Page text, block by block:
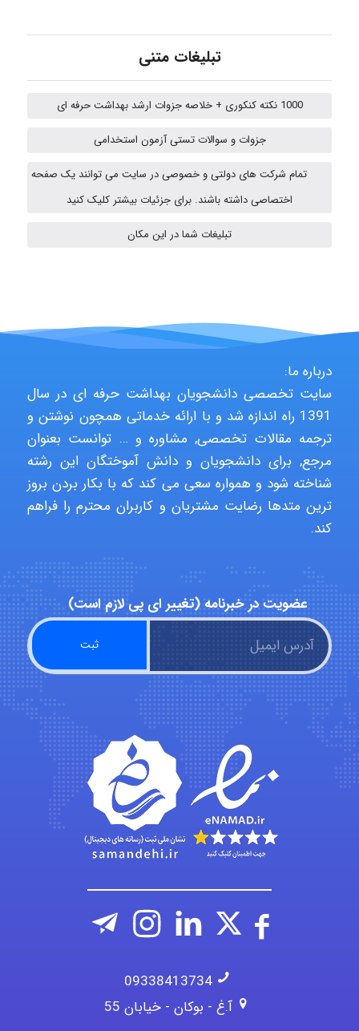
ehtesham
Jafar Tym
aghajari vahid
Poubakhtiari
hosein abdolvand
Kati
emami
ehtesham
تبلیغات متنی
1000 نکته کنکوری + خلاصه جزوات ارشد بهداشت حرفه ای
جزوات و سوالات تستی آزمون استخدامی
تمام شرکت های دولتی و خصوصی در سایت می توانند یک صفحه
اختصاصی داشته باشند. برای جزئیات بیشتر کلیک کنید
تبلیغات شما در این مکان
درباره ما:
سایت تخصصی دانشجویان بهداشت حرفه ای در سال
1391 راه اندازه شد و با ارائه خدماتی همچون نوشتن و
ترجمه مقالات تخصصی, مشاوره و … توانست بعنوان
مرجع, برای دانشجویان و دانش آموختگان این رشته
شناخته شود و همواره سعی می کند که با بکار بردن بروز
ترین متدها رضایت مشتریان و کاربران محترم را فراهم
کند.
عضویت در خبرنامه (تغییر ای پی لازم است)
09338413734
آ.غ - بوکان - خیابان 55